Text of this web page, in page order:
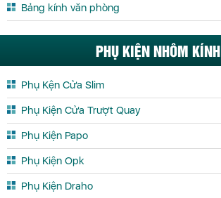
Bảng kính văn phòng
PHỤ KIỆN NHÔM KÍNH
Phụ Kện Cửa Slim
Phụ Kiện Cửa Trượt Quay
Phụ Kiện Papo
Phụ Kiện Opk
Phụ Kiện Draho